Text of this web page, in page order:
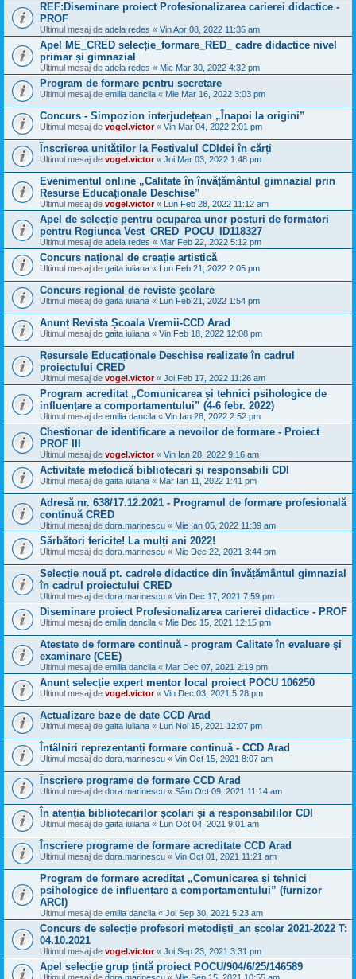
REF:Diseminare proiect Profesionalizarea carierei didactice -
PROF
Ultimul mesaj de adela redes « Vin Apr 08, 2022 11:35 am
Apel ME_CRED selecție_formare_RED_ cadre didactice nivel
primar și gimnazial
Ultimul mesaj de adela redes « Mie Mar 30, 2022 4:32 pm
Program de formare pentru secretare
Ultimul mesaj de emilia dancila « Mie Mar 16, 2022 3:03 pm
Concurs - Simpozion interjudețean „Înapoi la origini”
Ultimul mesaj de vogel.victor« Vin Mar 04, 2022 2:01 pm
Înscrierea unităților la Festivalul CDIdei în cărți
Ultimul mesaj de vogel.victor« Joi Mar 03, 2022 1:48 pm
Evenimentul online „Calitate în învățământul gimnazial prin
Resurse Educaționale Deschise”
Ultimul mesaj de vogel.victor« Lun Feb 28, 2022 11:12 am
Apel de selecție pentru ocuparea unor posturi de formatori
pentru Regiunea Vest_CRED_POCU_ID118327
Ultimul mesaj de adela redes « Mar Feb 22, 2022 5:12 pm
Concurs național de creație artistică
Ultimul mesaj de gaita iuliana « Lun Feb 21, 2022 2:05 pm
Concurs regional de reviste școlare
Ultimul mesaj de gaita iuliana « Lun Feb 21, 2022 1:54 pm
Anunț Revista Școala Vremii-CCD Arad
Ultimul mesaj de gaita iuliana « Vin Feb 18, 2022 12:08 pm
Resursele Educaționale Deschise realizate în cadrul
proiectului CRED
Ultimul mesaj de vogel.victor« Joi Feb 17, 2022 11:26 am
Program acreditat „Comunicarea și tehnici psihologice de
influențare a comportamentului” (4-6 febr. 2022)
Ultimul mesaj de emilia dancila « Vin Ian 28, 2022 2:52 pm
Chestionar de identificare a nevoilor de formare - Proiect
PROF III
Ultimul mesaj de vogel.victor« Vin Ian 28, 2022 9:16 am
Activitate metodică bibliotecari și responsabili CDI
Ultimul mesaj de gaita iuliana « Mar Ian 11, 2022 1:41 pm
Adresă nr. 638/17.12.2021 - Programul de formare profesională
continuă CRED
Ultimul mesaj de dora.marinescu « Mie Ian 05, 2022 11:39 am
Sărbători fericite! La mulți ani 2022!
Ultimul mesaj de dora.marinescu « Mie Dec 22, 2021 3:44 pm
Selecție nouă pt. cadrele didactice din învățământul gimnazial
în cadrul proiectului CRED
Ultimul mesaj de dora.marinescu « Vin Dec 17, 2021 7:59 pm
Diseminare proiect Profesionalizarea carierei didactice - PROF
Ultimul mesaj de emilia dancila « Mie Dec 15, 2021 12:15 pm
Atestate de formare continuă - program Calitate în evaluare şi
examinare (CEE)
Ultimul mesaj de emilia dancila « Mar Dec 07, 2021 2:19 pm
Anunț selecție expert mentor local proiect POCU 106250
Ultimul mesaj de vogel.victor« Vin Dec 03, 2021 5:28 pm
Actualizare baze de date CCD Arad
Ultimul mesaj de gaita iuliana « Lun Noi 15, 2021 12:07 pm
Întâlniri reprezentanți formare continuă - CCD Arad
Ultimul mesaj de dora.marinescu « Vin Oct 15, 2021 8:07 am
Înscriere programe de formare CCD Arad
Ultimul mesaj de dora.marinescu « Sâm Oct 09, 2021 11:14 am
În atenția bibliotecarilor școlari și a responsabililor CDI
Ultimul mesaj de gaita iuliana « Lun Oct 04, 2021 9:01 am
Înscriere programe de formare acreditate CCD Arad
Ultimul mesaj de dora.marinescu « Vin Oct 01, 2021 11:21 am
Program de formare acreditat „Comunicarea și tehnici
psihologice de influențare a comportamentului” (furnizor
ARCI)
Ultimul mesaj de emilia dancila « Joi Sep 30, 2021 5:23 am
Concurs de selecție profesori metodiști_an școlar 2021-2022 T:
04.10.2021
Ultimul mesaj de vogel.victor« Joi Sep 23, 2021 3:31 pm
Apel selecție grup țintă proiect POCU/904/6/25/146589